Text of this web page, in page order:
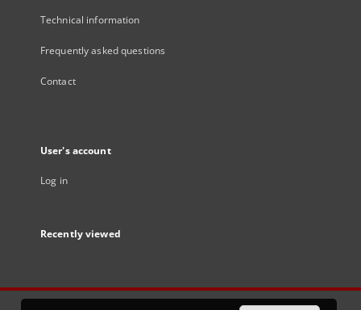
Technical information
Frequently asked questions
Contact
User's account
Log in
Recently viewed